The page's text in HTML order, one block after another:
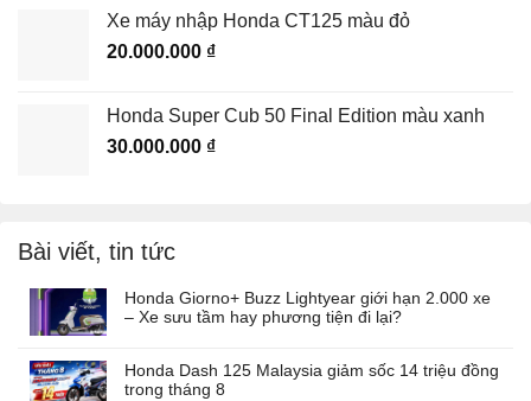
Xe máy nhập Honda CT125 màu đỏ
20.000.000 ₫
Honda Super Cub 50 Final Edition màu xanh
30.000.000 ₫
Bài viết, tin tức
Honda Giorno+ Buzz Lightyear giới hạn 2.000 xe
– Xe sưu tầm hay phương tiện đi lại?
Honda Dash 125 Malaysia giảm sốc 14 triệu đồng
trong tháng 8